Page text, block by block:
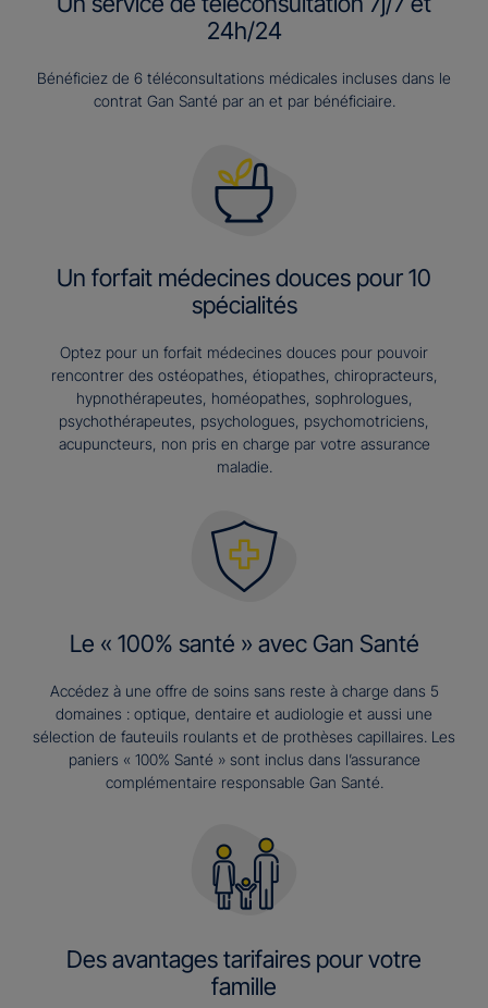
24h/24
Bénéficiez de 6 téléconsultations médicales incluses dans le
contrat Gan Santé par an et par bénéficiaire.
Un forfait médecines douces pour 10
spécialités
Optez pour un forfait médecines douces pour pouvoir
rencontrer des ostéopathes, étiopathes, chiropracteurs,
hypnothérapeutes, homéopathes, sophrologues,
psychothérapeutes, psychologues, psychomotriciens,
acupuncteurs, non pris en charge par votre assurance
maladie.
Le « 100% santé » avec Gan Santé
Accédez à une offre de soins sans reste à charge dans 5
domaines : optique, dentaire et audiologie et aussi une
sélection de fauteuils roulants et de prothèses capillaires. Les
paniers « 100% Santé » sont inclus dans l’assurance
complémentaire responsable Gan Santé.
Des avantages tarifaires pour votre
famille